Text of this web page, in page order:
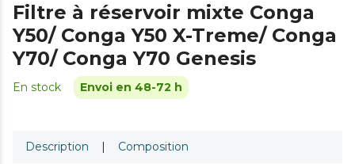
Filtre à réservoir mixte Conga
Y50/ Conga Y50 X-Treme/ Conga
Y70/ Conga Y70 Genesis
En stock Envoi en 48-72 h
Description | Composition